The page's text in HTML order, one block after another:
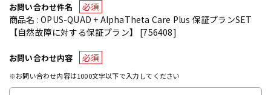
お問い合わせ件名
必須
商品名 : OPUS-QUAD + AlphaTheta Care Plus 保証プランSET
【自然故障に対する保証プラン】 [756408]
お問い合わせ内容 必須
※お問い合わせ内容は1000文字以下で入力してください